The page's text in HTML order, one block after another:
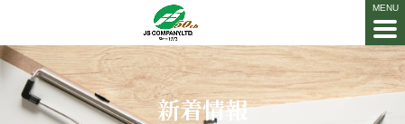
新着情報